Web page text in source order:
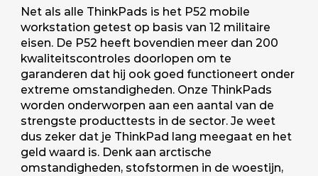
Net als alle ThinkPads is het P52 mobile
workstation getest op basis van 12 militaire
eisen. De P52 heeft bovendien meer dan 200
kwaliteitscontroles doorlopen om te
garanderen dat hij ook goed functioneert onder
extreme omstandigheden. Onze ThinkPads
worden onderworpen aan een aantal van de
strengste producttests in de sector. Je weet
dus zeker dat je ThinkPad lang meegaat en het
geld waard is. Denk aan arctische
omstandigheden, stofstormen in de woestijn,